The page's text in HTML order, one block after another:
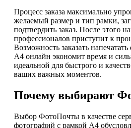
Процесс заказа максимально
желаемый размер и тип рамки,
подтвердить заказ. После этого
профессионалов приступит к
Возможность заказать
А4 онлайн экономит время и
идеальной для быстрого и
ваших важных моментов.
Почему выбирают
Выбор ФотоПочты в качестве
фотографий с рамкой А4